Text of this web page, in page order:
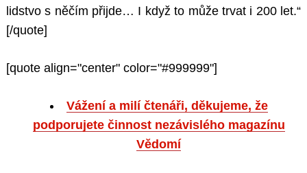
lidstvo s něčím přijde… I když to může trvat i 200 let.“
[/quote]
[quote align="center" color="#999999"]
Vážení a milí čtenáři, děkujeme, že
podporujete činnost nezávislého magazínu
Vědomí